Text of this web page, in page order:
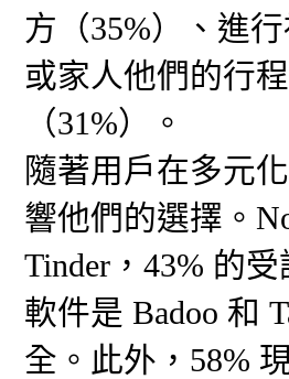
方（35%）、進
或家人他們的行
（31%）。
隨著用戶在多元
響他們的選擇。
Tinder，43% 的
軟件是 Badoo 和
全。此外，58%